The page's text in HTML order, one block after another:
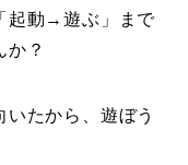
起動→遊ぶ」まで
か？
たから、遊ぼう